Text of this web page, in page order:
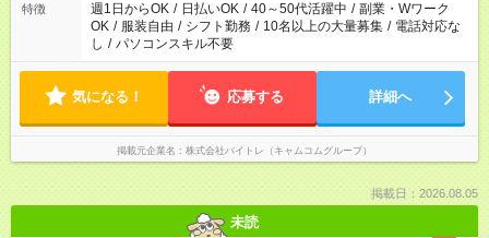
特徴 週1日からOK / 日払いOK / 40～50代活躍中 / 副業・Wワーク
OK / 服装自由 / シフト勤務 / 10名以上の大量募集 / 電話対応な
し / パソコンスキル不要
気になる！ 応募する 詳細へ
掲載元企業名 株式会社バイトレ（キャムコムグループ）
掲載日：2026.08.05
未読